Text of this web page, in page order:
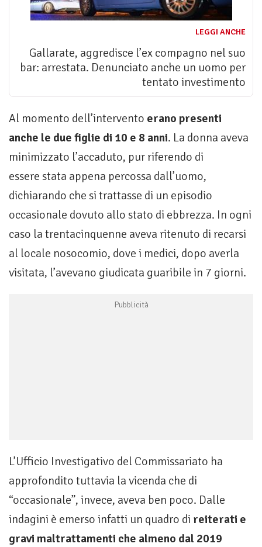
LEGGI ANCHE
Gallarate, aggredisce l’ex compagno nel suo
bar: arrestata. Denunciato anche un uomo per
tentato investimento
Al momento dell’intervento erano presenti
anche le due figlie di 10 e 8 anni. La donna aveva
minimizzato l’accaduto, pur riferendo di
essere stata appena percossa dall’uomo,
dichiarando che si trattasse di un episodio
occasionale dovuto allo stato di ebbrezza. In ogni
caso la trentacinquenne aveva ritenuto di recarsi
al locale nosocomio, dove i medici, dopo averla
visitata, l’avevano giudicata guaribile in 7 giorni.
L’Ufficio Investigativo del Commissariato ha
approfondito tuttavia la vicenda che di
“occasionale”, invece, aveva ben poco. Dalle
indagini è emerso infatti un quadro di reiterati e
gravi maltrattamenti che almeno dal 2019